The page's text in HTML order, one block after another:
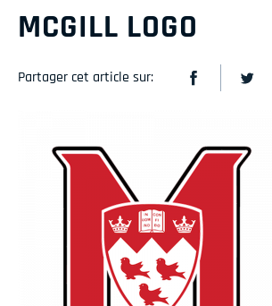
MCGILL LOGO
Partager cet article sur: